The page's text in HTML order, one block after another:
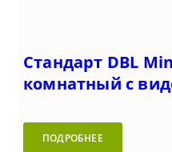
Стандарт DBL
комнатный с
ПОДРОБНЕЕ